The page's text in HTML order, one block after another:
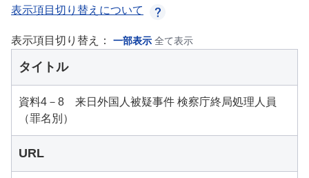
表示項目切り替えについて
表示項目切り替え： 一部表示 全て表示
タイトル
資料4－8 来日外国人被疑事件 検察庁終局処理人員
（罪名別）
URL